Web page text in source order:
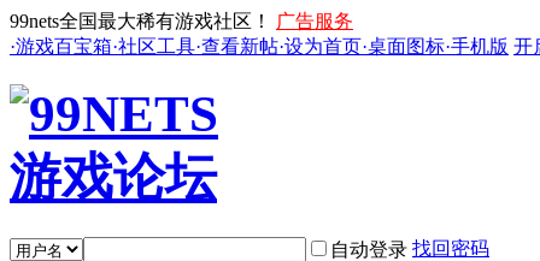
99nets全国最大稀有游戏社区！
广告服务
·游戏百宝箱·社区工具·查看新帖·设为首页·桌面图标·手机版 开
自动登录 找回密码